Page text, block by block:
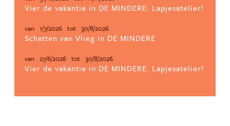
Vier de vakantie in DE MINDERE: Lapjesatelier!
van 1/7/2026 tot 30/8/2026
Schatten van Vlieg in DE MINDERE
van 27/6/2026 tot 30/8/2026
Vier de vakantie in DE MINDERE: Lapjesatelier!